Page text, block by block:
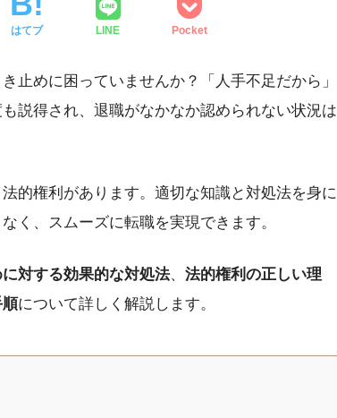
はてブ LINE Pocket
止めに困っていませんか？「人手不足だから」
説得され、退職がなかなか認められない状況は
的権利があります。適切な知識と対処法を身に
く、スムーズに転職を実現できます。
対する効果的な対処法、 法的権利の正しい理
について詳しく解説します。